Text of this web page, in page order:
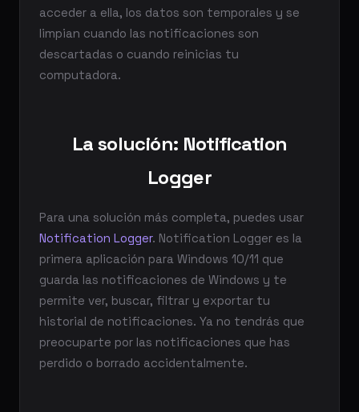
acceder a ella, los datos son temporales y se
limpian cuando las notificaciones son
descartadas o cuando reinicias tu
computadora.
La solución: Notification
Logger
Para una solución más completa, puedes usar
Notification Logger. Notification Logger es la
primera aplicación para Windows 10/11 que
guarda las notificaciones de Windows y te
permite ver, buscar, filtrar y exportar tu
historial de notificaciones. Ya no tendrás que
preocuparte por las notificaciones que has
perdido o borrado accidentalmente.